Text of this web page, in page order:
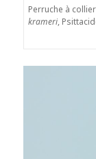
Perruche à
krameri,